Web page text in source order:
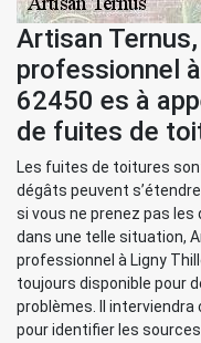
Artisan
professionnel
62450 es à
de fuites de
Les fuites de toitures
dégâts peuvent
si vous ne prenez pas
dans une telle situation,
professionnel à Ligny
toujours disponible pour
problèmes. Il interviendra
pour identifier les